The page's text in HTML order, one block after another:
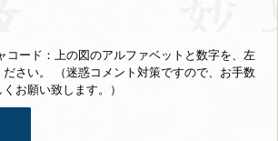
コード ：上の図のアルファベットと数字を、左
さい。 （迷惑コメント対策ですので、お手数
お願い致します。）